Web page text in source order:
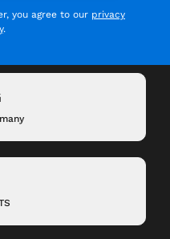
you agree to our privacy
.